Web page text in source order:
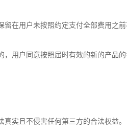
在用户未按照约定支付全部费用之
用户同意按照届时有效的新的产品
实且不侵害任何第三方的合法权益。